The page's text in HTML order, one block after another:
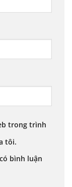
trong trình
tôi.
bình luận